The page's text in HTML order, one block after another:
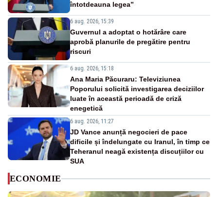
întotdeauna legea”
6 aug. 2026, 15:39
Guvernul a adoptat o hotărâre care
aprobă planurile de pregătire pentru
riscuri
6 aug. 2026, 15:18
Ana Maria Păcuraru: Televiziunea
Poporului solicită investigarea deciziilor
luate în această perioadă de criză
enegetică
6 aug. 2026, 11:27
JD Vance anunță negocieri de pace
dificile și îndelungate cu Iranul, în timp ce
Teheranul neagă existența discuțiilor cu
SUA
ECONOMIE